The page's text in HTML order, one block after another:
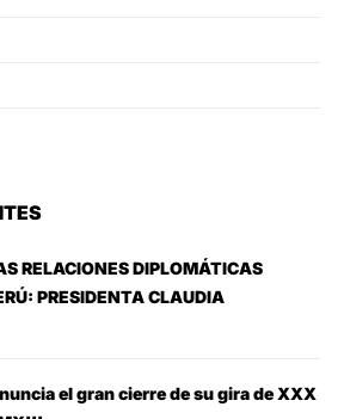
RELACIONES DIPLOMÁTICAS
PRESIDENTA CLAUDIA
el gran cierre de su gira de XXX